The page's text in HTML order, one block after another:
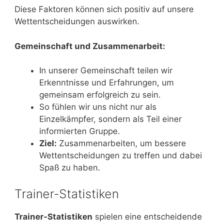
Diese Faktoren können sich positiv auf unsere
Wettentscheidungen auswirken.
Gemeinschaft und Zusammenarbeit:
In unserer Gemeinschaft teilen wir
Erkenntnisse und Erfahrungen, um
gemeinsam erfolgreich zu sein.
So fühlen wir uns nicht nur als
Einzelkämpfer, sondern als Teil einer
informierten Gruppe.
Ziel: Zusammenarbeiten, um bessere
Wettentscheidungen zu treffen und dabei
Spaß zu haben.
Trainer-Statistiken
Trainer-Statistiken spielen eine entscheidende